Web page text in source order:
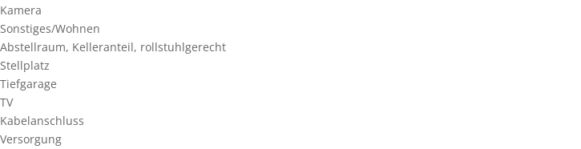
Kamera
Sonstiges/Wohnen
Abstellraum, Kelleranteil, rollstuhlgerecht
Stellplatz
Tiefgarage
TV
Kabelanschluss
Versorgung